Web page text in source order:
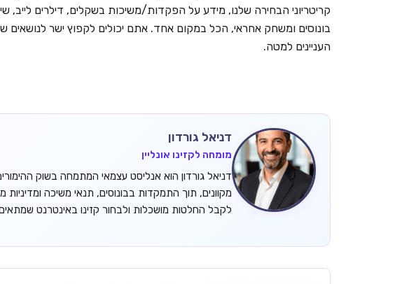
קריטריוני הבחירה שלנו, מידע על הפקדות/משיכות בשקלים, דילרים לייב,
בונוסים ומשחק אחראי, הכל במקום אחד. אתם יכולים לקפוץ ישר לנושאים
העניינים למטה.
דניאל גורדון
מומחה לקזינו אונליין
מקוונים, תוך התמקדות בבונוסים, תנאי משיכה
לקבל החלטות מושכלות ולבחור קזינו באינטרנט